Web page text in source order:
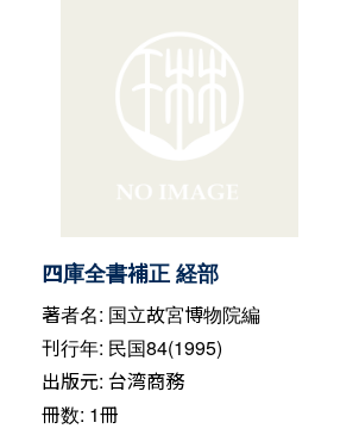
四庫全書補正 経部
著者名: 国立故宮博物院編
刊行年: 民国84(1995)
出版元: 台湾商務
冊数: 1冊